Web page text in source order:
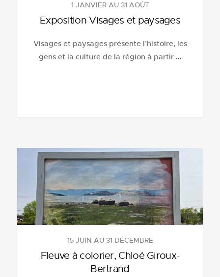
1 JANVIER AU 31 AOÛT
Exposition Visages et paysages
Visages et paysages présente l’histoire, les
gens et la culture de la région à partir ...
15 JUIN AU 31 DÉCEMBRE
Fleuve à colorier, Chloé Giroux-
Bertrand